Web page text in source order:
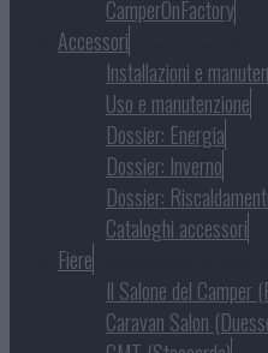
CamperOnFactory
Accessori
Installazioni e
Uso e manutenzione
Dossier: Energia
Dossier: Inverno
Dossier:
Cataloghi accessori
Fiere
Il Salone del Camper
Caravan Salon